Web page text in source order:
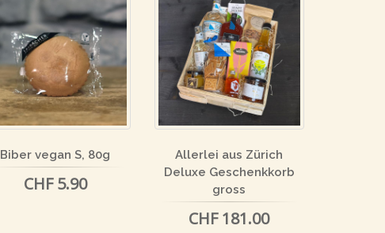
Biber vegan S, 80g
CHF 5.90
Allerlei aus Zürich
Deluxe Geschenkkorb
gross
CHF 181.00